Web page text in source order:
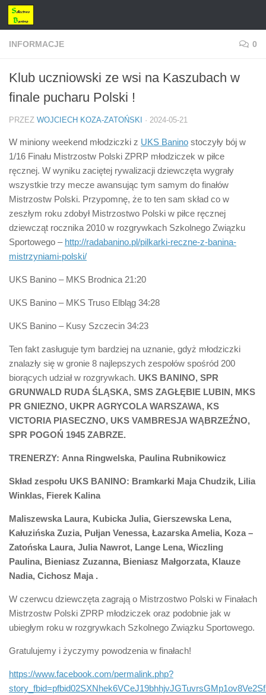
Przejdź do treści
INFORMACJE 0
Klub uczniowski ze wsi na Kaszubach w
finale pucharu Polski !
PRZEZ WOJCIECH KOZA-ZATOŃSKI · 2024-05-21
W miniony weekend młodziczki z UKS Banino stoczyły bój w
1/16 Finału Mistrzostw Polski ZPRP młodziczek w piłce
ręcznej. W wyniku zaciętej rywalizacji dziewczęta wygrały
wszystkie trzy mecze awansując tym samym do finałów
Mistrzostw Polski. Przypomnę, że to ten sam skład co w
zeszłym roku zdobył Mistrzostwo Polski w piłce ręcznej
dziewcząt rocznika 2010 w rozgrywkach Szkolnego Związku
Sportowego – http://radabanino.pl/pilkarki-reczne-z-banina-
mistrzyniami-polski/
UKS Banino – MKS Brodnica 21:20
UKS Banino – MKS Truso Elbląg 34:28
UKS Banino – Kusy Szczecin 34:23
Ten fakt zasługuje tym bardziej na uznanie, gdyż młodziczki
znalazły się w gronie 8 najlepszych zespołów spośród 200
biorących udział w rozgrywkach. UKS BANINO, SPR
GRUNWALD RUDA ŚLĄSKA, SMS ZAGŁĘBIE LUBIN, MKS
PR GNIEZNO, UKPR AGRYCOLA WARSZAWA, KS
VICTORIA PIASECZNO, UKS VAMBRESJA WĄBRZEŹNO,
SPR POGOŃ 1945 ZABRZE.
TRENERZY: Anna Ringwelska, Paulina Rubnikowicz
Skład zespołu UKS BANINO: Bramkarki Maja Chudzik, Lilia
Winklas, Fierek Kalina
Maliszewska Laura, Kubicka Julia, Gierszewska Lena,
Kałuzińska Zuzia, Pułjan Venessa, Łazarska Amelia, Koza –
Zatońska Laura, Julia Nawrot, Lange Lena, Wiczling
Paulina, Bieniasz Zuzanna, Bieniasz Małgorzata, Klauze
Nadia, Cichosz Maja .
W czerwcu dziewczęta zagrają o Mistrzostwo Polski w Finałach
Mistrzostw Polski ZPRP młodziczek oraz podobnie jak w
ubiegłym roku w rozgrywkach Szkolnego Związku Sportowego.
Gratulujemy i życzymy powodzenia w finałach!
https://www.facebook.com/permalink.php?